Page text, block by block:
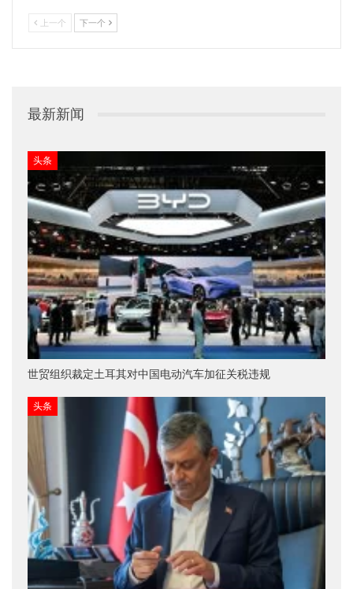
上一个 下一个
最新新闻
头条
世贸组织裁定土耳其对中国电动汽车加征关税违规
头条